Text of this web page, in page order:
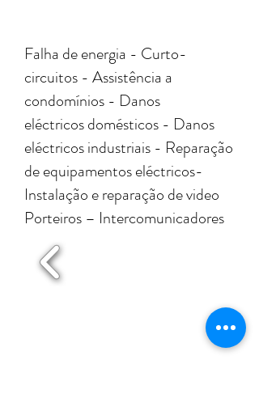
Falha de energia - Curto-
circuitos - Assistência a
condomínios - Danos
eléctricos domésticos - Danos
eléctricos industriais - Reparação
de equipamentos eléctricos-
Instalação e reparação de video
Porteiros – Intercomunicadores